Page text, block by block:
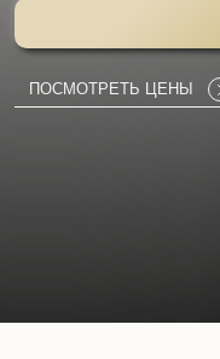
ПОСМОТРЕТЬ ЦЕНЫ